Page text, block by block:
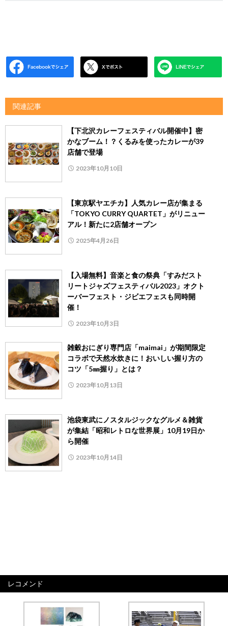
関連記事
【下北沢カレーフェスティバル開催中】密
かなブーム！？くるみを使ったカレーが39
店舗で登場
2023年10月10日
【東京駅ヤエチカ】人気カレー店が集まる
「TOKYO CURRY QUARTET」がリニュー
アル！新たに2店舗オープン
2025年4月26日
【入場無料】音楽と食の祭典「すみだスト
リートジャズフェスティバル2023」オクト
ーバーフェスト・ジビエフェスも同時開
催！
2023年10月3日
雑穀おにぎり専門店「maimai」が期間限定
コラボで天然水炊きに！おいしい握り方の
コツ「5㎜握り」とは？
2023年10月13日
池袋東武にノスタルジックなグルメ＆雑貨
が集結「昭和レトロな世界展」10月19日か
ら開催
2023年10月14日
レコメンド